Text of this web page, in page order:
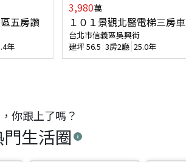
你跟上了嗎？
生活圈
五房讚
年
3,980萬
１０１景觀北醫電梯三房車
台北市信義區吳興街
建坪56.5 3房2廳 25.0年